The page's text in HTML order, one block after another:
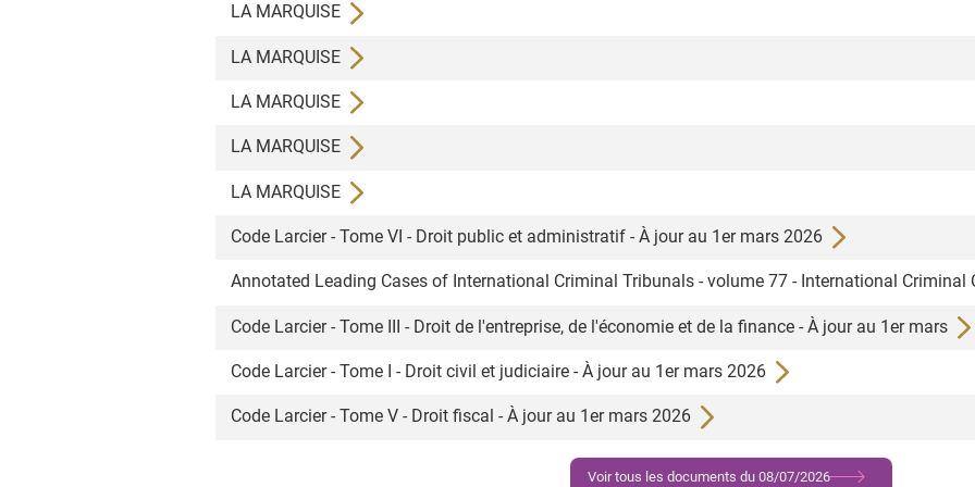
LA MARQUISE
LA MARQUISE
LA MARQUISE
LA MARQUISE
LA MARQUISE
Code Larcier - Tome VI - Droit public et administratif - À jour au 1er mars 2026
Annotated Leading Cases of International Criminal Tribunals - volume 77 - International Criminal
Code Larcier - Tome III - Droit de l'entreprise, de l'économie et de la finance - À jour au 1er mars
Code Larcier - Tome I - Droit civil et judiciaire - À jour au 1er mars 2026
Code Larcier - Tome V - Droit fiscal - À jour au 1er mars 2026
Voir tous les documents du 08/07/2026